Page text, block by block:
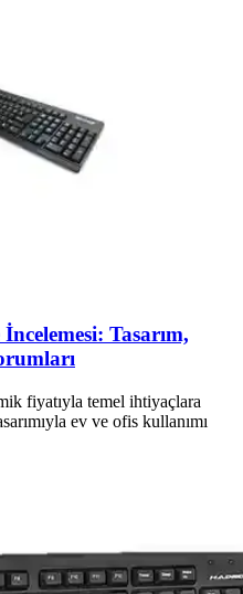
Tasarım,
fiyatıyla temel ihtiyaçlara
ev ve ofis kullanımı